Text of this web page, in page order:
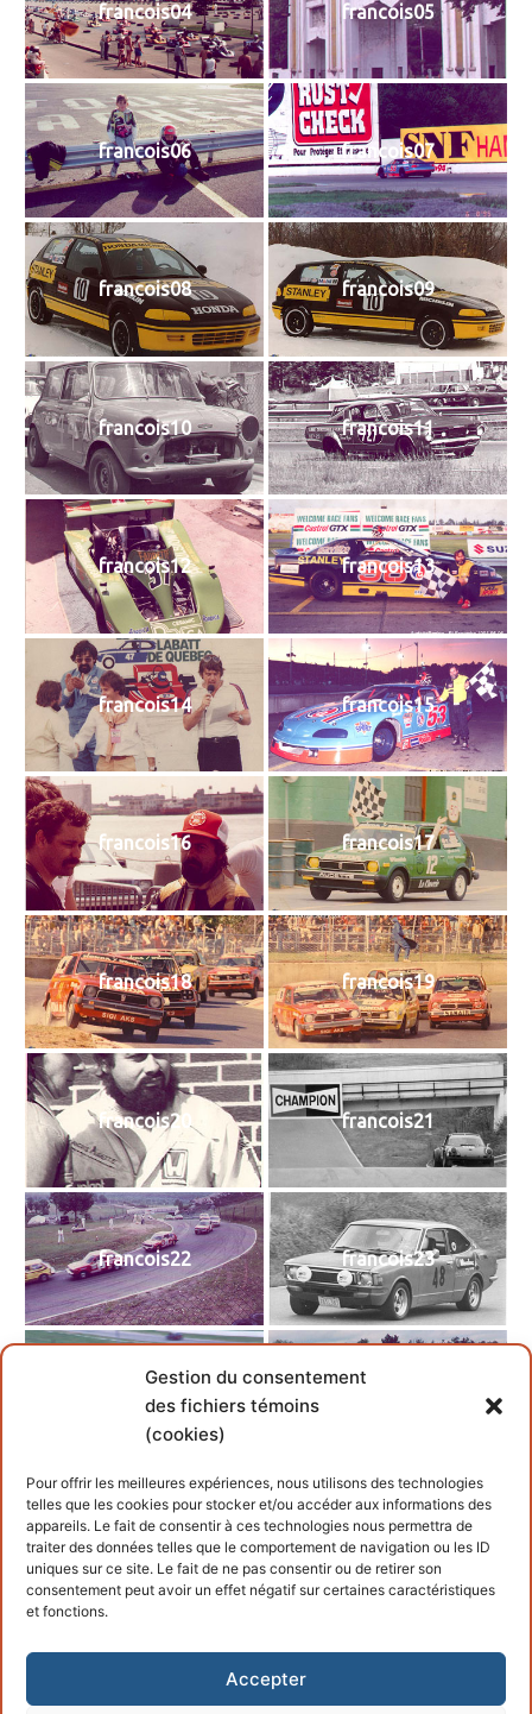
Gestion du consentement
des fichiers témoins
(cookies)
Pour offrir les meilleures expériences, nous utilisons des technologies
telles que les cookies pour stocker et/ou accéder aux informations des
appareils. Le fait de consentir à ces technologies nous permettra de
traiter des données telles que le comportement de navigation ou les ID
uniques sur ce site. Le fait de ne pas consentir ou de retirer son
consentement peut avoir un effet négatif sur certaines caractéristiques
et fonctions.
Accepter
francois04 francois05
francois06 francois07
francois08 francois09
francois10 francois11
francois12 francois13
francois14 francois15
francois16 francois17
francois18 francois19
francois20 francois21
francois22 francois23
francois24
francois26